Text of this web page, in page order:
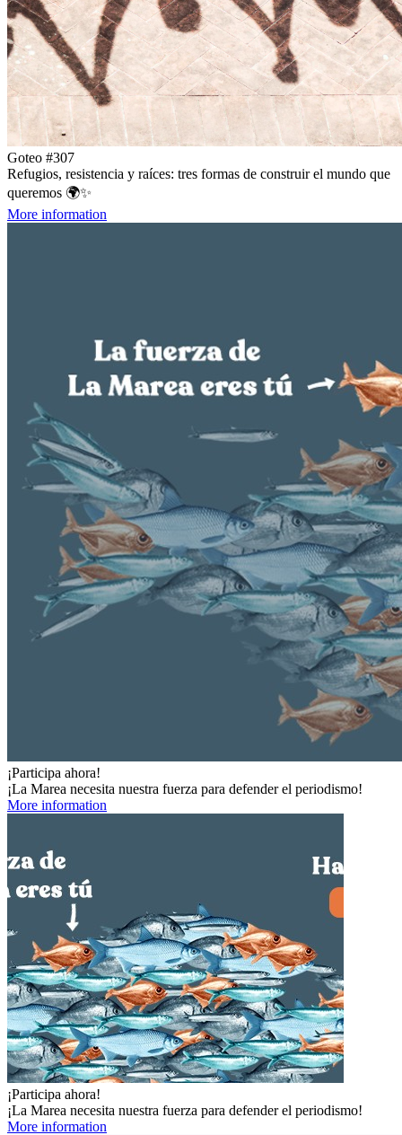
Goteo #307
Refugios, resistencia y raíces: tres formas de construir el mundo que
queremos 🌍✨
More information
¡Participa ahora!
¡La Marea necesita nuestra fuerza para defender el periodismo!
More information
¡Participa ahora!
¡La Marea necesita nuestra fuerza para defender el periodismo!
More information